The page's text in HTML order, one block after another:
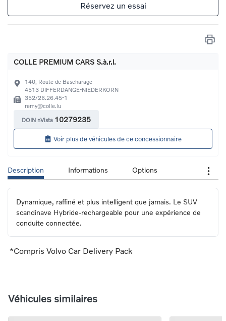
Réservez un essai
COLLE PREMIUM CARS S.à.r.l.
140, Route de Bascharage
4513 DIFFERDANGE-NIEDERKORN
352/26.26.45-1
remy@colle.lu
DOIN nVista 10279235
Voir plus de véhicules de ce concessionnaire
Description Informations Options
Dynamique, raffiné et plus intelligent que jamais. Le SUV
scandinave Hybride-rechargeable pour une expérience de
conduite connectée.
*Compris Volvo Car Delivery Pack
Véhicules similaires